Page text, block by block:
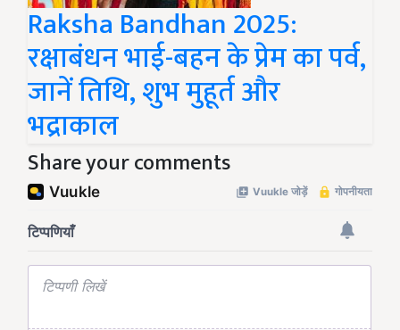
Raksha Bandhan 2025:
रक्षाबंधन भाई-बहन के प्रेम का पर्व,
जानें तिथि, शुभ मुहूर्त और
भद्राकाल
Share your comments